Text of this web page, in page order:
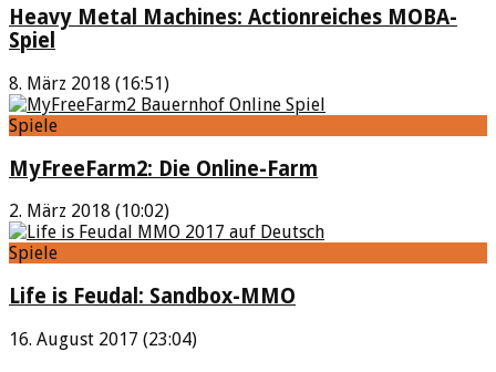
Heavy Metal Machines: Actionreiches MOBA-
Spiel
8. März 2018 (16:51)
Spiele
MyFreeFarm2: Die Online-Farm
2. März 2018 (10:02)
Spiele
Life is Feudal: Sandbox-MMO
16. August 2017 (23:04)